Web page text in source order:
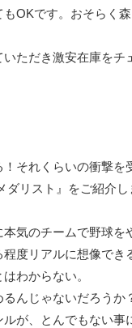
OKです。おそらく
いただき激安在庫を
それくらいの衝撃を
ダリスト』をご紹介
気のチームで野球を
度リアルに想像でき
わからない。
んじゃないだろうか
が、とんでもない事